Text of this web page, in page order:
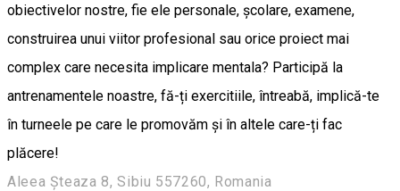
obiectivelor nostre, fie ele personale, școlare, examene,
construirea unui viitor profesional sau orice proiect mai
complex care necesita implicare mentala? Participă la
antrenamentele noastre, fă-ți exercitiile, întreabă, implică-te
în turneele pe care le promovăm și în altele care-ți fac
plăcere!
Aleea Șteaza 8, Sibiu 557260, Romania